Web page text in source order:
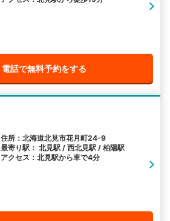
電話で無料予約をする
住所：北海道北見市花月町24-9
最寄り駅： 北見駅 / 西北見駅 / 柏陽駅
アクセス：北見駅から車で4分